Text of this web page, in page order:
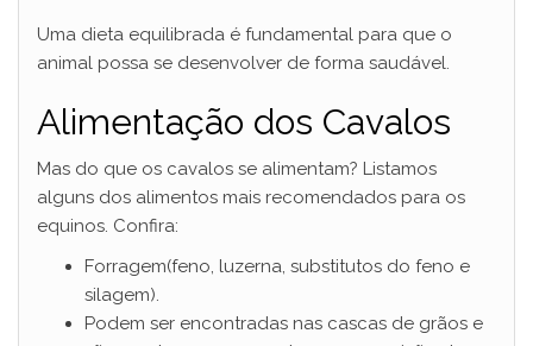
y
V
Uma dieta equilibrada é fundamental para que o
animal possa se desenvolver de forma saudável.
Alimentação dos Cavalos
Mas do que os cavalos se alimentam? Listamos
alguns dos alimentos mais recomendados para os
equinos. Confira:
Forragem(feno, luzerna, substitutos do feno e
silagem).
Podem ser encontradas nas cascas de grãos e